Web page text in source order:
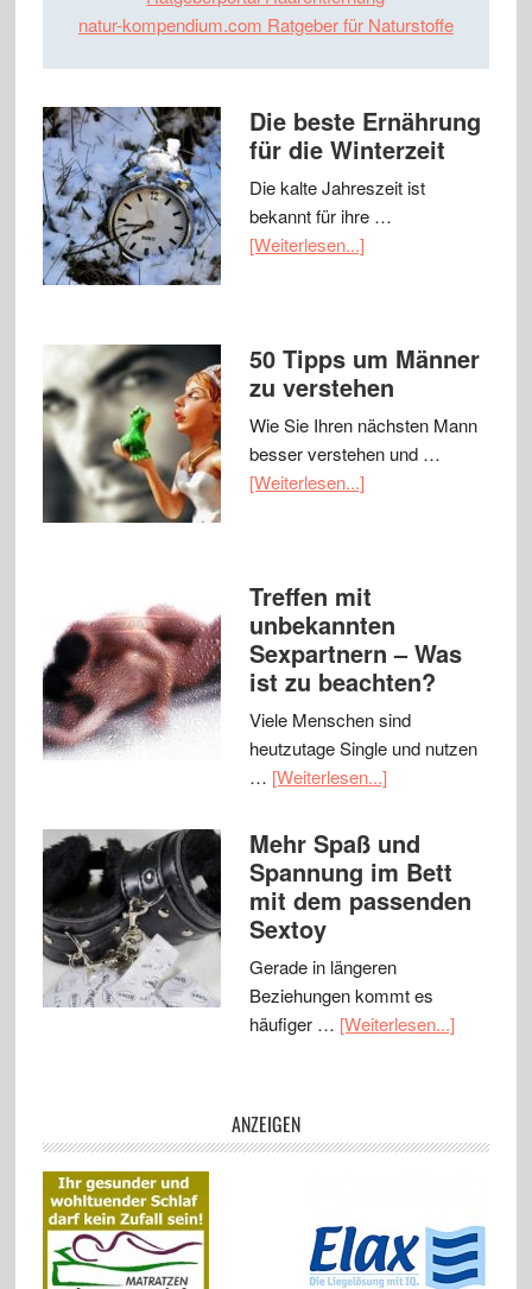
natur-kompendium.com Ratgeber für Naturstoffe
Die beste Ernährung
für die Winterzeit
Die kalte Jahreszeit ist
bekannt für ihre …
[Weiterlesen...]
50 Tipps um Männer
zu verstehen
Wie Sie Ihren nächsten Mann
besser verstehen und …
[Weiterlesen...]
Treffen mit
unbekannten
Sexpartnern – Was
ist zu beachten?
Viele Menschen sind
heutzutage Single und nutzen
… [Weiterlesen...]
Mehr Spaß und
Spannung im Bett
mit dem passenden
Sextoy
Gerade in längeren
Beziehungen kommt es
häufiger … [Weiterlesen...]
ANZEIGEN